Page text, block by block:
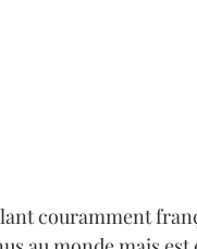
couramment